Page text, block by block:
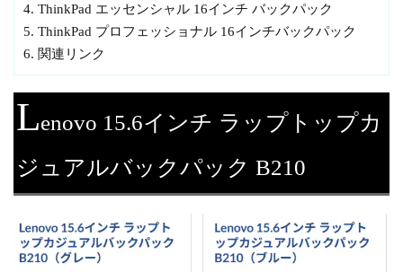
4. ThinkPad エッセンシャル 16インチ バックパック
5. ThinkPad プロフェッショナル 16インチバックパック
6. 関連リンク
Lenovo 15.6インチ ラップトップカ
ジュアルバックパック B210